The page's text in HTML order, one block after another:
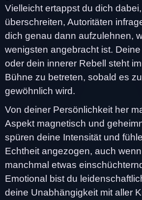
Vielleicht ertappst du dich
überschreiten, Autoritäten
dich genau dann aufzulehnen,
wenigsten angebracht ist.
oder dein innerer Rebell steht
Bühne zu betreten, sobald es
gewöhnlich wird.
Von deiner Persönlichkeit her
Aspekt magnetisch und
spüren deine Intensität und
Echtheit angezogen, auch
manchmal etwas
Emotional bist du
deine Unabhängigkeit mit aller